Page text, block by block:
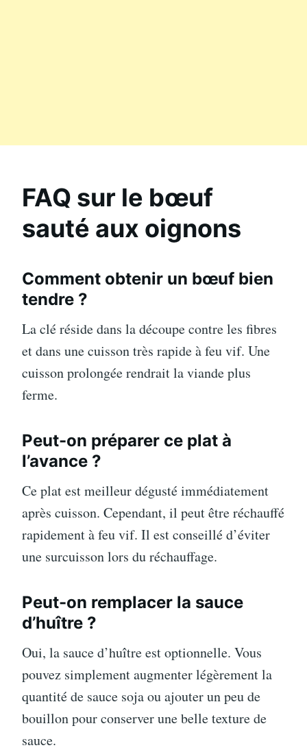
FAQ sur le bœuf
sauté aux oignons
Comment obtenir un bœuf bien
tendre ?
La clé réside dans la découpe contre les fibres
et dans une cuisson très rapide à feu vif. Une
cuisson prolongée rendrait la viande plus
ferme.
Peut-on préparer ce plat à
l’avance ?
Ce plat est meilleur dégusté immédiatement
après cuisson. Cependant, il peut être réchauffé
rapidement à feu vif. Il est conseillé d’éviter
une surcuisson lors du réchauffage.
Peut-on remplacer la sauce
d’huître ?
Oui, la sauce d’huître est optionnelle. Vous
pouvez simplement augmenter légèrement la
quantité de sauce soja ou ajouter un peu de
bouillon pour conserver une belle texture de
sauce.